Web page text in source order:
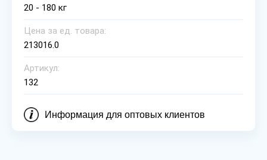
20 - 180 кг
Цена за ед. товара:
213016.0
Артикул:
132
Информация для оптовых клиентов